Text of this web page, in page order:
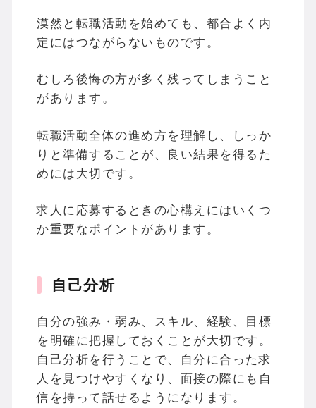
漠然と転職活動を始めても、都合よく内
定にはつながらないものです。
むしろ後悔の方が多く残ってしまうこと
があります。
転職活動全体の進め方を理解し、しっか
りと準備することが、良い結果を得るた
めには大切です。
求人に応募するときの心構えにはいくつ
か重要なポイントがあります。
自己分析
自分の強み・弱み、スキル、経験、目標
を明確に把握しておくことが大切です。
自己分析を行うことで、自分に合った求
人を見つけやすくなり、面接の際にも自
信を持って話せるようになります。